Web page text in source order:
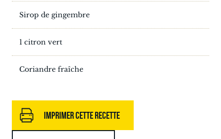
Sirop de gingembre
1 citron vert
Coriandre fraîche
IMPRIMER CETTE RECETTE